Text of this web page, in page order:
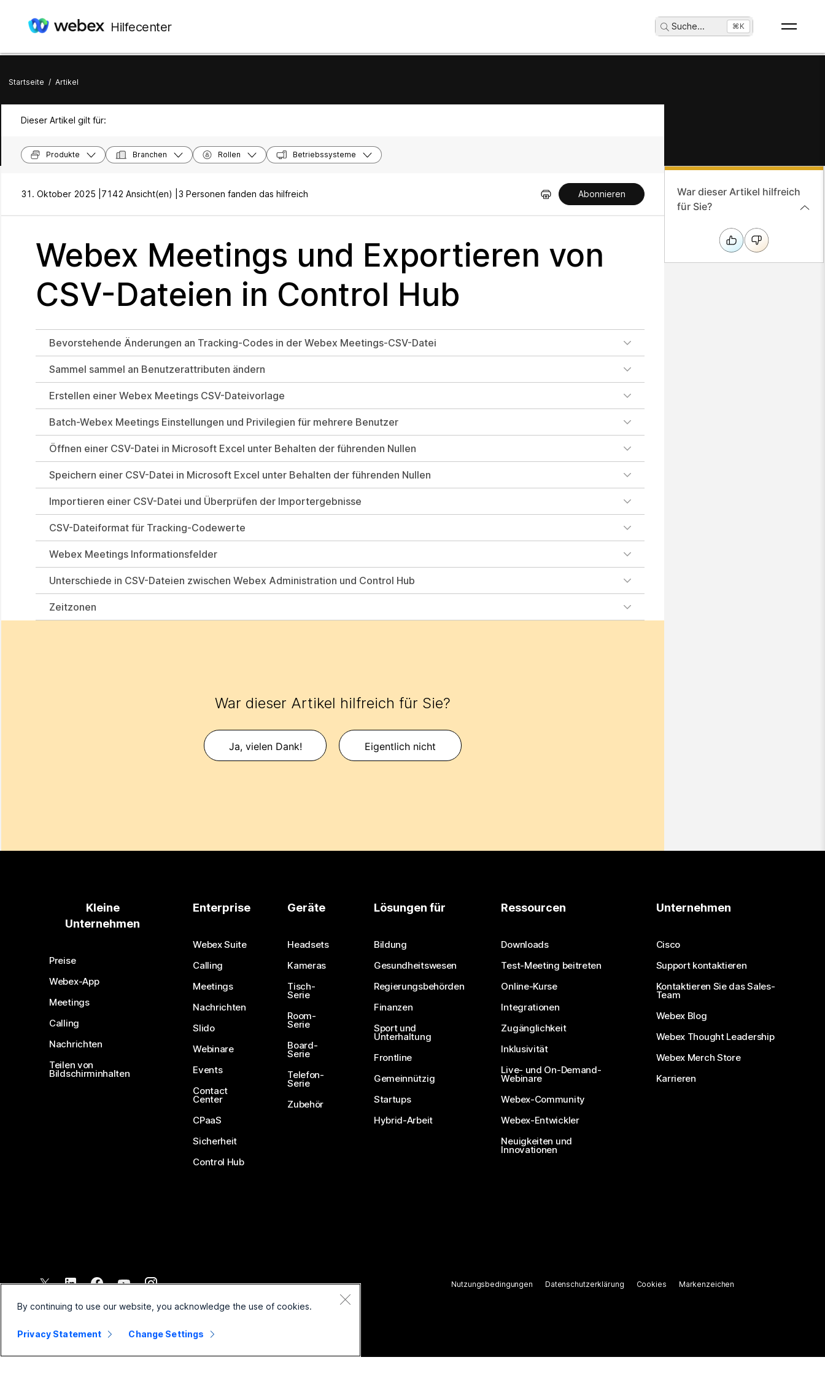
Hilfecenter Suche... ⌘K
Startseite / Artikel
Dieser Artikel gilt für:
Produkte Branchen Rollen Betriebssysteme
31. Oktober 2025 | 7142 Ansicht(en) | 3 Personen fanden das hilfreich Abonnieren
Webex Meetings und Exportieren von
CSV-Dateien in Control Hub
Bevorstehende Änderungen an Tracking-Codes in der Webex Meetings-CSV-Datei
Sammel sammel an Benutzerattributen ändern
Erstellen einer Webex Meetings CSV-Dateivorlage
Batch-Webex Meetings Einstellungen und Privilegien für mehrere Benutzer
Öffnen einer CSV-Datei in Microsoft Excel unter Behalten der führenden Nullen
Speichern einer CSV-Datei in Microsoft Excel unter Behalten der führenden Nullen
Importieren einer CSV-Datei und Überprüfen der Importergebnisse
CSV-Dateiformat für Tracking-Codewerte
Webex Meetings Informationsfelder
Unterschiede in CSV-Dateien zwischen Webex Administration und Control Hub
Zeitzonen
War dieser Artikel hilfreich für Sie?
Ja, vielen Dank! Eigentlich nicht
War dieser Artikel hilfreich
für Sie?
Kleine
Unternehmen
Preise
Webex-App
Meetings
Calling
Nachrichten
Teilen von
Bildschirminhalten
Enterprise
Webex Suite
Calling
Meetings
Nachrichten
Slido
Webinare
Events
Contact
Center
CPaaS
Sicherheit
Control Hub
Geräte
Headsets
Kameras
Tisch-
Serie
Room-
Serie
Board-
Serie
Telefon-
Serie
Zubehör
Lösungen für
Bildung
Gesundheitswesen
Regierungsbehörden
Finanzen
Sport und
Unterhaltung
Frontline
Gemeinnützig
Startups
Hybrid-Arbeit
Ressourcen
Downloads
Test-Meeting beitreten
Online-Kurse
Integrationen
Zugänglichkeit
Inklusivität
Live- und On-Demand-
Webinare
Webex-Community
Webex-Entwickler
Neuigkeiten und
Innovationen
Unternehmen
Cisco
Support kontaktieren
Kontaktieren Sie das Sales-
Team
Webex Blog
Webex Thought Leadership
Webex Merch Store
Karrieren
2026 Cisco und/oder Partnerunternehmen. Alle Rechte vorbehalten.
Nutzungsbedingungen Datenschutzerklärung Cookies Markenzeichen
By continuing to use our website, you acknowledge the use of cookies.
Privacy Statement Change Settings